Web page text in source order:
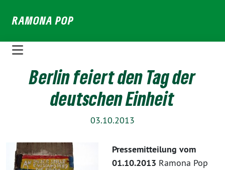
zumRAMONA POP
Berlin feiert den Tag der
deutschen Einheit
03.10.2013
Pressemitteilung vom
01.10.2013 Ramona Pop